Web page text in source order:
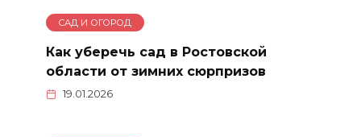
САД И ОГОРОД
Как уберечь сад в Ростовской
области от зимних сюрпризов
19.01.2026